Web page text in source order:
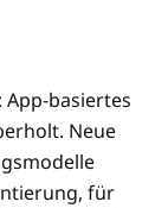
basiertes
Neue
für